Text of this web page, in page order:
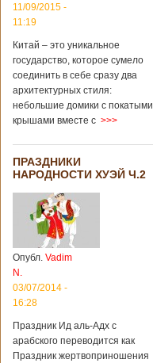
11/09/2015 -
11:19
Китай – это уникальное
государство, которое сумело
соединить в себе сразу два
архитектурных стиля:
небольшие домики с покатыми
крышами вместе с >>>
ПРАЗДНИКИ
НАРОДНОСТИ ХУЭЙ Ч.2
Опубл. Vadim
N.
03/07/2014 -
16:28
Праздник Ид аль-Адх с
арабского переводится как
Праздник жертвоприношения